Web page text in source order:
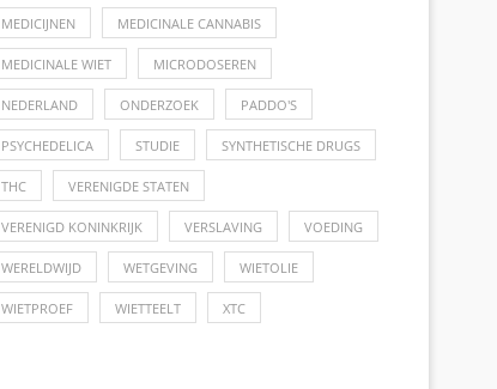
MEDICIJNEN MEDICINALE CANNABIS
MEDICINALE WIET MICRODOSEREN
NEDERLAND ONDERZOEK PADDO'S
PSYCHEDELICA STUDIE SYNTHETISCHE DRUGS
THC VERENIGDE STATEN
VERENIGD KONINKRIJK VERSLAVING VOEDING
WERELDWIJD WETGEVING WIETOLIE
WIETPROEF WIETTEELT XTC